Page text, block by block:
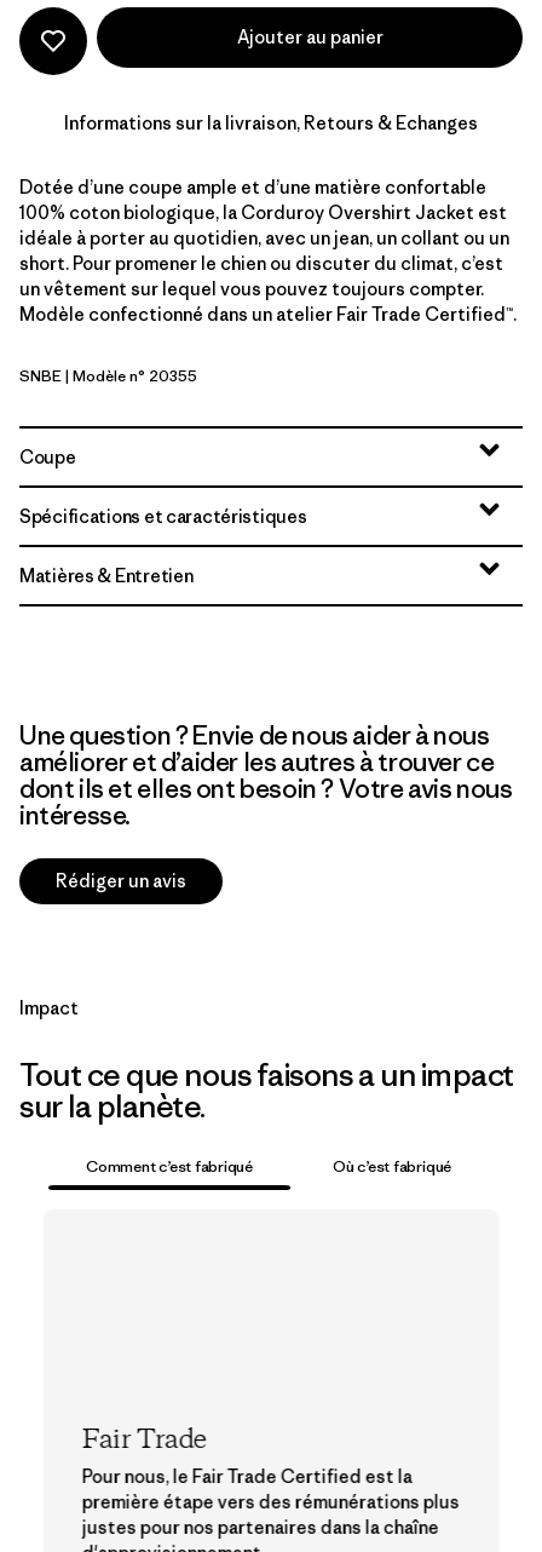
Ajouter au panier
Informations sur la livraison, Retours & Echanges
Dotée d’une coupe ample et d’une matière confortable
100% coton biologique, la Corduroy Overshirt Jacket est
idéale à porter au quotidien, avec un jean, un collant ou un
short. Pour promener le chien ou discuter du climat, c’est
un vêtement sur lequel vous pouvez toujours compter.
Modèle confectionné dans un atelier Fair Trade Certified™.
Sunken Blue
SNBE| Modèle n° 20355
Coupe
Spécifications et caractéristiques
Matières & Entretien
Une question ? Envie de nous aider à nous
améliorer et d’aider les autres à trouver ce
dont ils et elles ont besoin ? Votre avis nous
intéresse.
Rédiger un avis
Impact
Tout ce que nous faisons a un impact
sur la planète.
Comment c’est fabriqué Où c’est fabriqué
Fair Trade
Pour nous, le Fair Trade Certified est la
première étape vers des rémunérations plus
justes pour nos partenaires dans la chaîne